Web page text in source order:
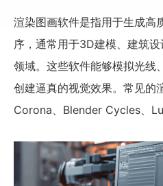
渲染图画软件是指用于生成高
序，通常用于3D建模、建筑
领域。这些软件能够模拟光线
创建逼真的视觉效果。常见的
Corona、Blender Cycles、